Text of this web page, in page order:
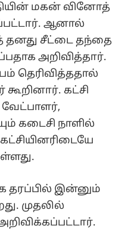
மகன் வினோத்
ஆனால்
தனது சீட்டை தந்தை
அறிவித்தார்.
தெரிவித்ததால்
கட்சி
கடைசி நாளில்
தரப்பில் இன்னும்
முதலில்